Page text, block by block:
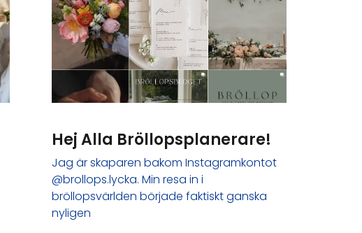
Hej Alla Bröllopsplanerare!
Jag är skaparen bakom Instagramkontot
@brollops.lycka. Min resa in i
bröllopsvärlden började faktiskt ganska
nyligen